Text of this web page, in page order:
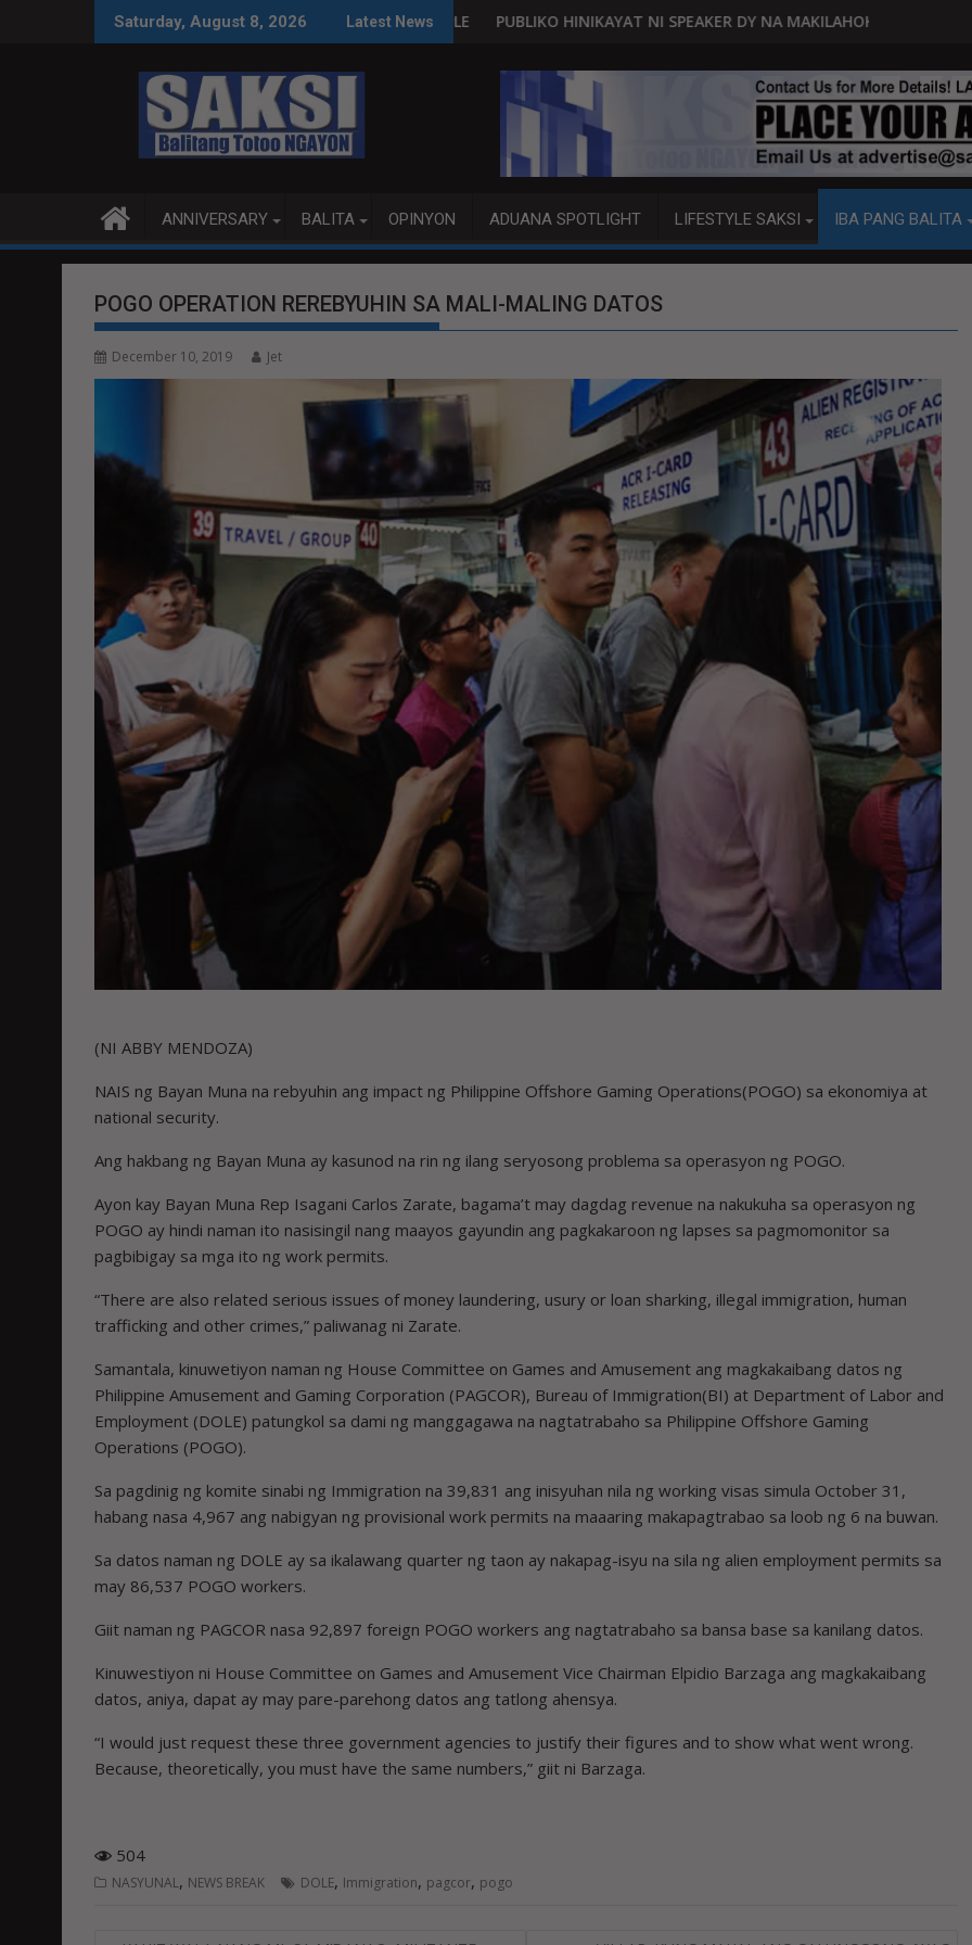
Saturday, August 8, 2026 Latest News
SA WPS O MAGBITIW
KONGRESO NA SUSPENDIHIN IMPLEMENTASYON NG RPVARAPUBLIKO HINIKAYAT NI SPEAKER DY NA MAKILAHOK SA PAGBUO NG MGA BATAS
MALACAÑANG PINAAARAL NA
ANNIVERSARY BALITA OPINYON ADUANA SPOTLIGHT LIFESTYLE SAKSI IBA PANG BALITA
POGO OPERATION REREBYUHIN SA MALI-MALING DATOS
December 10, 2019 Jet
(NI ABBY MENDOZA)
NAIS ng Bayan Muna na rebyuhin ang impact ng Philippine Offshore Gaming Operations(POGO) sa ekonomiya at
national security.
Ang hakbang ng Bayan Muna ay kasunod na rin ng ilang seryosong problema sa operasyon ng POGO.
Ayon kay Bayan Muna Rep Isagani Carlos Zarate, bagama’t may dagdag revenue na nakukuha sa operasyon ng
POGO ay hindi naman ito nasisingil nang maayos gayundin ang pagkakaroon ng lapses sa pagmomonitor sa
pagbibigay sa mga ito ng work permits.
“There are also related serious issues of money laundering, usury or loan sharking, illegal immigration, human
trafficking and other crimes,” paliwanag ni Zarate.
Samantala, kinuwetiyon naman ng House Committee on Games and Amusement ang magkakaibang datos ng
Philippine Amusement and Gaming Corporation (PAGCOR), Bureau of Immigration(BI) at Department of Labor and
Employment (DOLE) patungkol sa dami ng manggagawa na nagtatrabaho sa Philippine Offshore Gaming
Operations (POGO).
Sa pagdinig ng komite sinabi ng Immigration na 39,831 ang inisyuhan nila ng working visas simula October 31,
habang nasa 4,967 ang nabigyan ng provisional work permits na maaaring makapagtrabao sa loob ng 6 na buwan.
Sa datos naman ng DOLE ay sa ikalawang quarter ng taon ay nakapag-isyu na sila ng alien employment permits sa
may 86,537 POGO workers.
Giit naman ng PAGCOR nasa 92,897 foreign POGO workers ang nagtatrabaho sa bansa base sa kanilang datos.
Kinuwestiyon ni House Committee on Games and Amusement Vice Chairman Elpidio Barzaga ang magkakaibang
datos, aniya, dapat ay may pare-parehong datos ang tatlong ahensya.
“I would just request these three government agencies to justify their figures and to show what went wrong.
Because, theoretically, you must have the same numbers,” giit ni Barzaga.
504
NASYUNAL, NEWS BREAK DOLE, Immigration, pagcor, pogo